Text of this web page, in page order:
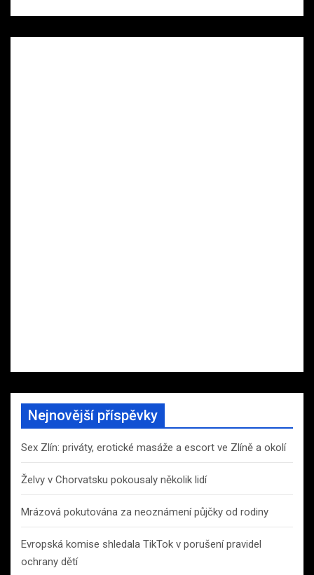
Nejnovější příspěvky
Sex Zlín: priváty, erotické masáže a escort ve Zlíně a okolí
Želvy v Chorvatsku pokousaly několik lidí
Mrázová pokutována za neoznámení půjčky od rodiny
Evropská komise shledala TikTok v porušení pravidel
ochrany dětí